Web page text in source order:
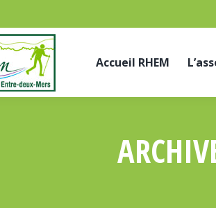
Accueil RHEM